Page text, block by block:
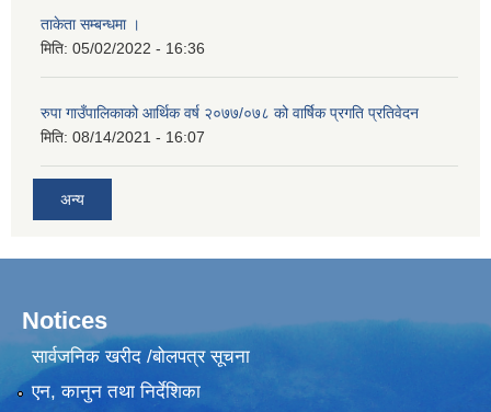
ताकेता सम्बन्धमा ।
मिति: 05/02/2022 - 16:36
रुपा गाउँपालिकाको आर्थिक वर्ष २०७७/०७८ को वार्षिक प्रगति प्रतिवेदन
मिति: 08/14/2021 - 16:07
अन्य
Notices
सार्वजनिक खरीद /बोलपत्र सूचना
एन, कानुन तथा निर्देशिका